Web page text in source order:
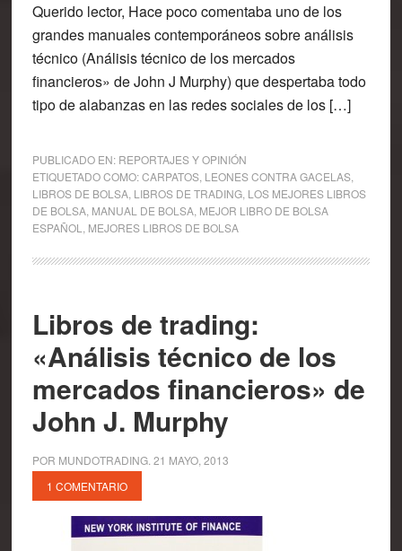
Querido lector, Hace poco comentaba uno de los
grandes manuales contemporáneos sobre análisis
técnico (Análisis técnico de los mercados
financieros» de John J Murphy) que despertaba todo
tipo de alabanzas en las redes sociales de los […]
PUBLICADO EN: REPORTAJES Y OPINIÓN
ETIQUETADO COMO:CARPATOS, LEONES CONTRA GACELAS,
LIBROS DE BOLSA, LIBROS DE TRADING, LOS MEJORES LIBROS
DE BOLSA, MANUAL DE BOLSA, MEJOR LIBRO DE BOLSA
ESPAÑOL
MEJORES LIBROS DE BOLSA
Libros de trading:
«Análisis técnico de los
mercados financieros» de
John J. Murphy
POR MUNDOTRADING. 21 MAYO, 2013
1 COMENTARIO